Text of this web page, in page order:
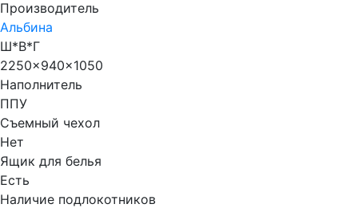
Производитель
Альбина
Ш*В*Г
2250x940x1050
Наполнитель
ППУ
Съемный чехол
Нет
Ящик для белья
Есть
Наличие подлокотников